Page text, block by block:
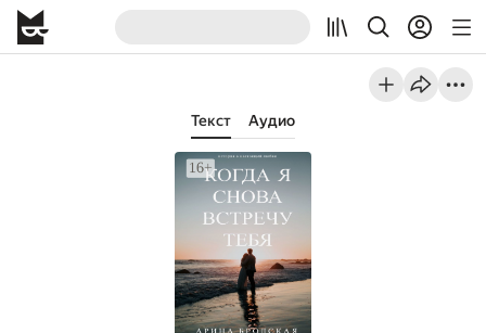
Текст Аудио